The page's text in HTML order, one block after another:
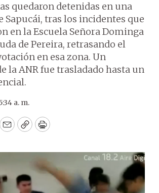
quedaron detenidas en una
Sapucái, tras los incidentes que
en la Escuela Señora Dominga
de Pereira, retrasando el
en esa zona. Un
la ANR fue trasladado hasta un
a. m.
EmailCopyPrint